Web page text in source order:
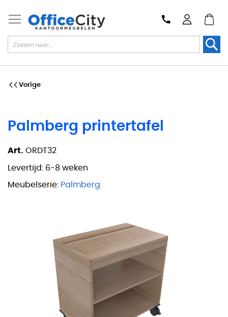
Palmberg printertafel
Art. ORDT32
Levertijd: 6-8 weken
Meubelserie: Palmberg
Vorige